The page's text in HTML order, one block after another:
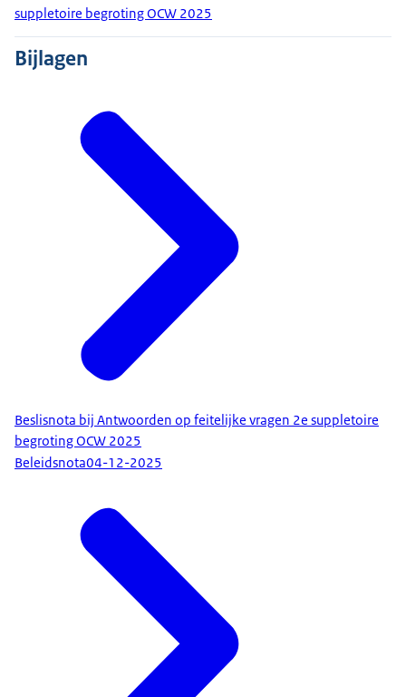
suppletoire begroting OCW 2025
Bijlagen
Beslisnota bij Antwoorden op feitelijke vragen 2e suppletoire
begroting OCW 2025
Beleidsnota04-12-2025